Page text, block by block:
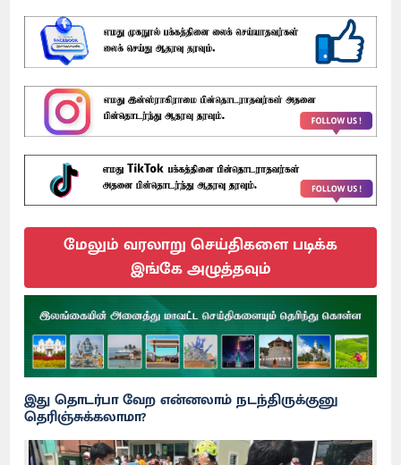
மேலும் வரலாறு செய்திகளை படிக்க
இங்கே அழுத்தவும்
இது தொடர்பா வேற என்னலாம் நடந்திருக்குனு
தெரிஞ்சுக்கலாமா?